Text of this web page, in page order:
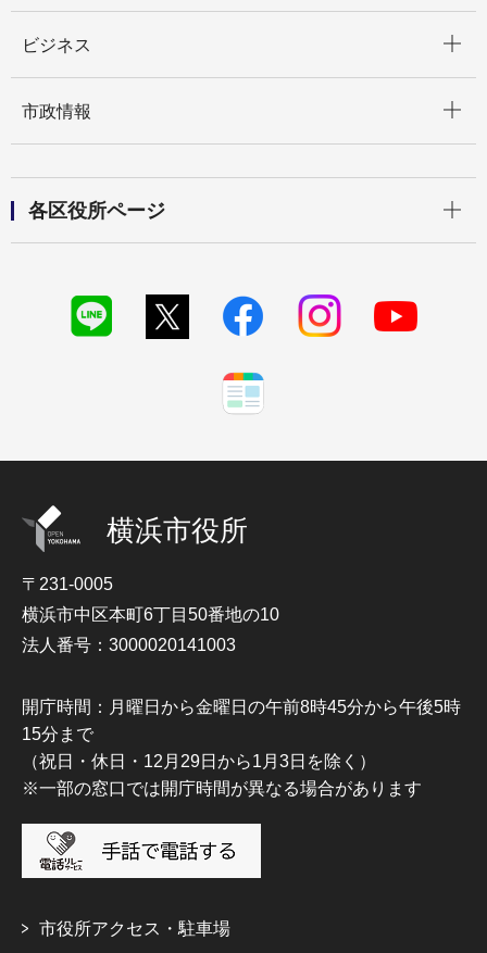
ビジネス
市政情報
各区役所ページ
横浜市役所
〒231-0005
横浜市中区本町6丁目50番地の10
法人番号：3000020141003
開庁時間：月曜日から金曜日の午前8時45分から午後5時
15分まで
（祝日・休日・12月29日から1月3日を除く）
※一部の窓口では開庁時間が異なる場合があります
市役所アクセス・駐車場